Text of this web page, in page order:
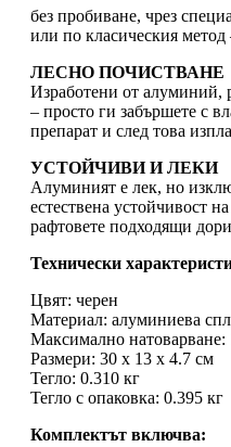
без пробиване, чрез
или по класическия
ЛЕСНО ПОЧИСТВАНЕ
Изработени от алуминий,
– просто ги забършете с
препарат и след това
УСТОЙЧИВИ И ЛЕКИ
Алуминият е лек, но
естествена устойчивост
рафтовете подходящи
Технически
Цвят: черен
Материал: алуминиева
Максимално натоварване:
Размери: 30 x 13 x 4.7 см
Тегло: 0.310 кг
Тегло с опаковка: 0.395 кг
Комплектът включва: